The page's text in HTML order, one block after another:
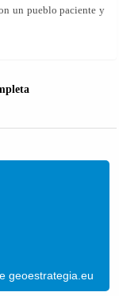
un pueblo paciente y
geoestrategia.eu